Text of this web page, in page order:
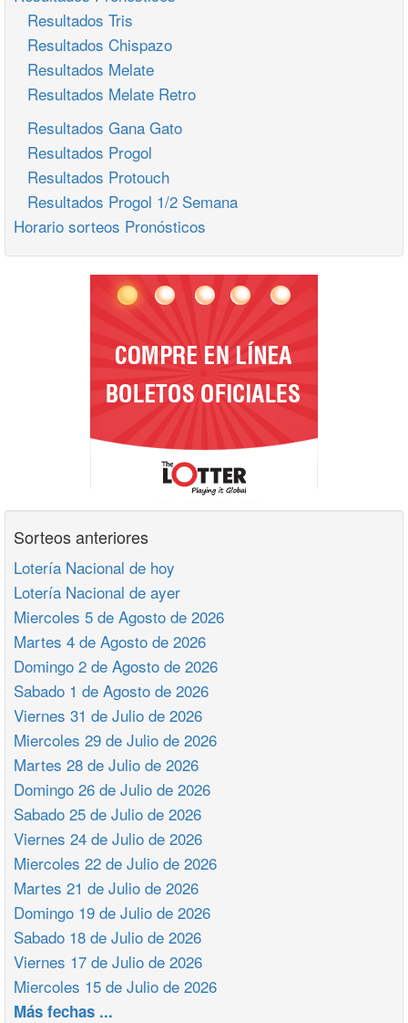
Resultados Tris
Resultados Chispazo
Resultados Melate
Resultados Melate Retro
Resultados Gana Gato
Resultados Progol
Resultados Protouch
Resultados Progol 1/2 Semana
Horario sorteos Pronósticos
Sorteos anteriores
Lotería Nacional de hoy
Lotería Nacional de ayer
Miercoles 5 de Agosto de 2026
Martes 4 de Agosto de 2026
Domingo 2 de Agosto de 2026
Sabado 1 de Agosto de 2026
Viernes 31 de Julio de 2026
Miercoles 29 de Julio de 2026
Martes 28 de Julio de 2026
Domingo 26 de Julio de 2026
Sabado 25 de Julio de 2026
Viernes 24 de Julio de 2026
Miercoles 22 de Julio de 2026
Martes 21 de Julio de 2026
Domingo 19 de Julio de 2026
Sabado 18 de Julio de 2026
Viernes 17 de Julio de 2026
Miercoles 15 de Julio de 2026
Más fechas ...